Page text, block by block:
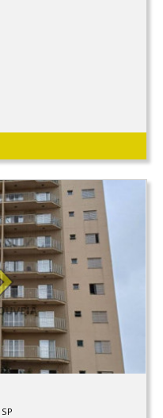
SP